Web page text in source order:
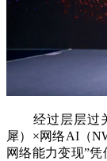
经过层层过关
犀）×网络AI（
网络能力变现”